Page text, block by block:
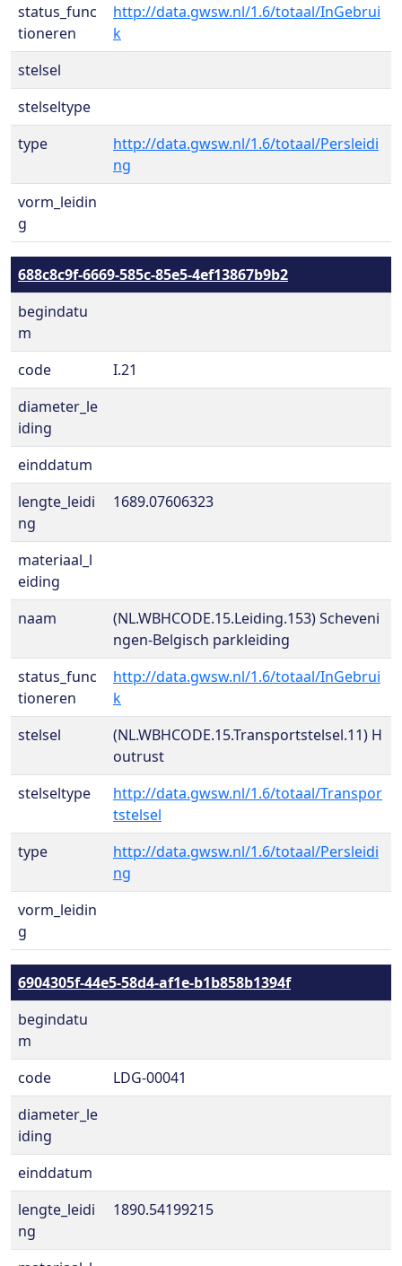
status_func
tioneren
http://data.gwsw.nl/1.6/totaal/InGebrui
k
stelsel
stelseltype
type
http://data.gwsw.nl/1.6/totaal/Persleidi
ng
vorm_leidin
g
688c8c9f-6669-585c-85e5-4ef13867b9b2
begindatu
m
code
I.21
diameter_le
iding
einddatum
lengte_leidi
ng
1689.07606323
materiaal_l
eiding
naam
(NL.WBHCODE.15.Leiding.153) Scheveni
ngen-Belgisch parkleiding
status_func
tioneren
http://data.gwsw.nl/1.6/totaal/InGebrui
k
stelsel
(NL.WBHCODE.15.Transportstelsel.11) H
outrust
stelseltype
http://data.gwsw.nl/1.6/totaal/Transpor
tstelsel
type
http://data.gwsw.nl/1.6/totaal/Persleidi
ng
vorm_leidin
g
6904305f-44e5-58d4-af1e-b1b858b1394f
begindatu
m
code
LDG-00041
diameter_le
iding
einddatum
lengte_leidi
ng
1890.54199215